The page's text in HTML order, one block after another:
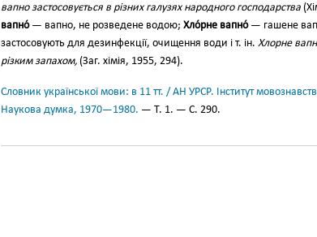
вапно застосовується в різних галузях народного господарства
вапно́— вапно, не розведене водою; Хло́рне вапно́— гашене
застосовують для дезинфекції, очищення води і т. ін. Хлорне
різким запахом, (Заг. хімія, 1955, 294).
Словник української мови: в 11 тт. / АН УРСР. Інститут
Наукова думка, 1970—1980. — Т. 1. — С. 290.